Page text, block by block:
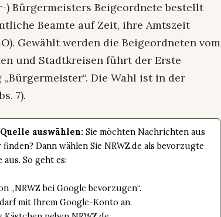
) Bürgermeisters Beigeordnete bestellt
Beamte auf Zeit, ihre Amtszeit
Gewählt werden die Beigeordneten vom
und Stadtkreisen führt der Erste
Die Wahl ist in der
7).
auswählen: Sie möchten Nachrichten aus
Dann wählen Sie NRWZ.de als bevorzugte
aus. So geht es:
„NRWZ bei Google bevorzugen“.
mit Ihrem Google-Konto an.